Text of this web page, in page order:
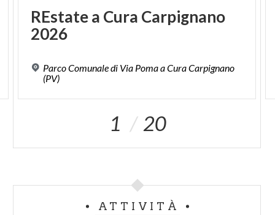
Medioevo e perfezionato nei secoli successivi,
rispecchia la mentalità del ceto agricolo lombardo:
una logica di massima efficienza nella gestione degli
formano un sistema integrato e autosufficiente.
IL RISO VIALONE: UNA SCOPERTA
Vialone è la patria di una delle varietà di riso più
apprezzate in Italia e nel mondo: il celebre Riso
REstatea Cura Carpignano
2026
Parco Comunale di Via Poma a Cura Carpignano
(PV)
1 20
ATTIVITÀ